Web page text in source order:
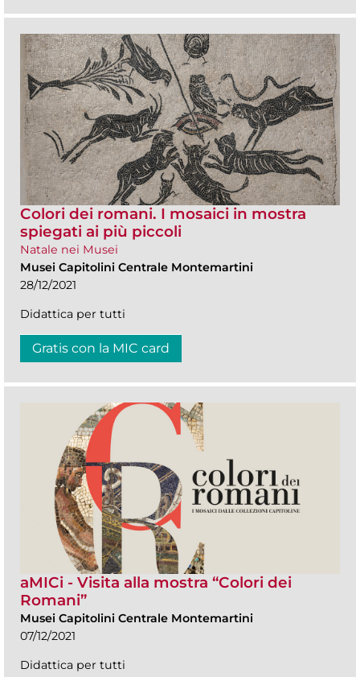
Colori dei romani. I mosaici in mostra
spiegati ai più piccoli
Natale nei Musei
Musei Capitolini Centrale Montemartini
28/12/2021
Didattica per tutti
Gratis con la MIC card
aMICi - Visita alla mostra “Colori dei
Romani”
Musei Capitolini Centrale Montemartini
07/12/2021
Didattica per tutti